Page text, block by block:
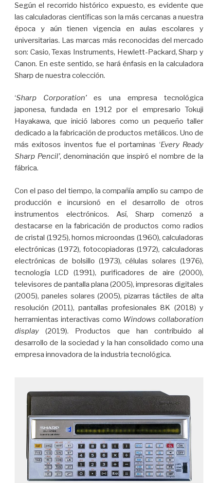
Según el recorrido histórico expuesto, es evidente que
las calculadoras científicas son la más cercanas a nuestra
época y aún tienen vigencia en aulas escolares y
universitarias. Las marcas más reconocidas del mercado
son: Casio, Texas Instruments, Hewlett-Packard, Sharp y
Canon. En este sentido, se hará énfasis en la calculadora
Sharp de nuestra colección.
‘Sharp Corporation’es una empresa tecnológica
japonesa, fundada en 1912 por el empresario Tokuji
Hayakawa, que inició labores como un pequeño taller
dedicado a la fabricación de productos metálicos. Uno de
más exitosos inventos fue el portaminas ‘Every Ready
Sharp Pencil’, denominación que inspiró el nombre de la
fábrica.
Con el paso del tiempo, la compañía amplío su campo de
producción e incursionó en el desarrollo de otros
instrumentos electrónicos. Así, Sharp comenzó a
destacarse en la fabricación de productos como radios
de cristal (1925), hornos microondas (1960), calculadoras
electrónicas (1972), fotocopiadoras (1972), calculadoras
electrónicas de bolsillo (1973), células solares (1976),
tecnología LCD (1991), purificadores de aire (2000),
televisores de pantalla plana (2005), impresoras digitales
(2005), paneles solares (2005), pizarras táctiles de alta
resolución (2011), pantallas profesionales 8K (2018) y
herramientas interactivas como Windows collaboration
display (2019). Productos que han contribuido al
desarrollo de la sociedad y la han consolidado como una
empresa innovadora de la industria tecnológica.